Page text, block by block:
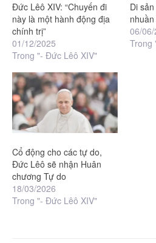
Đức Lêô XIV: “Chuyến đi
này là một hành động địa
chính trị”
01/12/2025
Trong "- Đức Lêô XIV"
Di
06/
Trong
Cổ động cho các tự do,
Đức Lêô sẽ nhận Huân
chương Tự do
18/03/2026
Trong "- Đức Lêô XIV"